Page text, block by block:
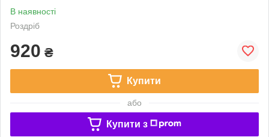
В наявності
Роздріб
920 ₴
Купити
або
Купити з